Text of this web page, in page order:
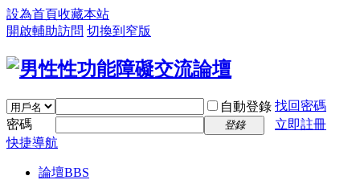
設為首頁收藏本站
開啟輔助訪問 切換到窄版
自動登錄 找回密碼
密碼
登錄
立即註冊
快捷導航
論壇BBS